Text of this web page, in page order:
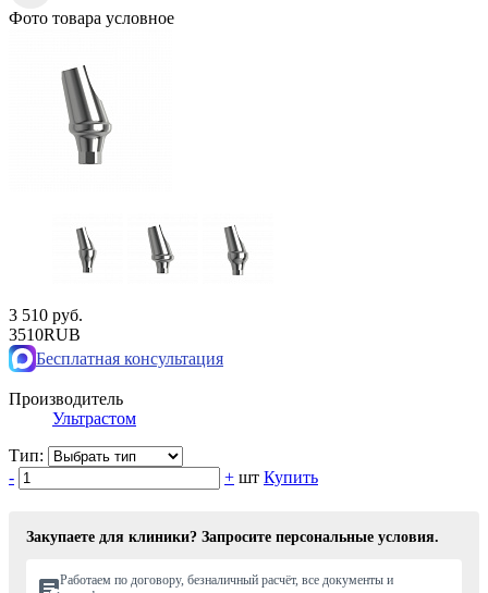
Фото товара условное
3 510 руб.
3510RUB
Бесплатная консультация
Производитель
Ультрастом
Тип:
-
+ шт Купить
Закупаете для клиники? Запросите персональные условия.
Работаем по договору, безналичный расчёт, все документы и